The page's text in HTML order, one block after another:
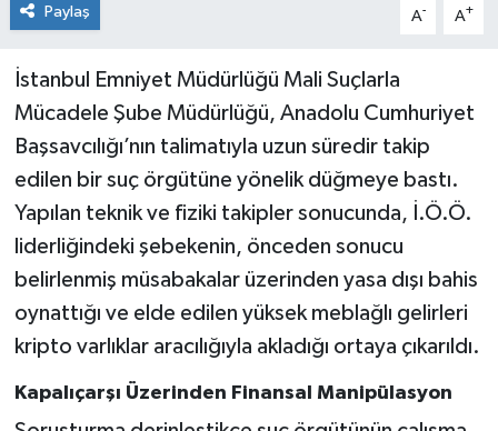
Paylaş A- A+
İstanbul Emniyet Müdürlüğü Mali Suçlarla
Mücadele Şube Müdürlüğü, Anadolu Cumhuriyet
Başsavcılığı’nın talimatıyla uzun süredir takip
edilen bir suç örgütüne yönelik düğmeye bastı.
Yapılan teknik ve fiziki takipler sonucunda, İ.Ö.Ö.
liderliğindeki şebekenin, önceden sonucu
belirlenmiş müsabakalar üzerinden yasa dışı bahis
oynattığı ve elde edilen yüksek meblağlı gelirleri
kripto varlıklar aracılığıyla akladığı ortaya çıkarıldı.
Kapalıçarşı Üzerinden Finansal Manipülasyon